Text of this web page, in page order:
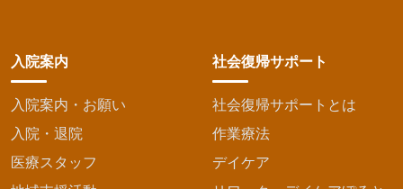
入院案内
入院案内・お願い
入院・退院
医療スタッフ
社会復帰サポート
社会復帰サポートとは
作業療法
デイケア